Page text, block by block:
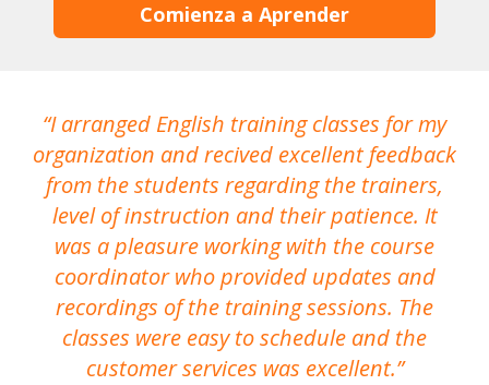
Comienza a Aprender
I arranged English training classes for my
organization and recived excellent feedback
from the students regarding the trainers,
level of instruction and their patience. It
was a pleasure working with the course
coordinator who provided updates and
recordings of the training sessions. The
classes were easy to schedule and the
customer services was excellent.